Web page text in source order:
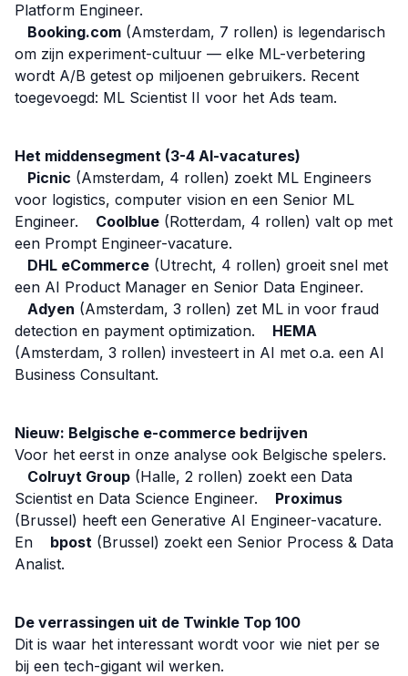
Platform Engineer.
Booking.com (Amsterdam, 7 rollen) is legendarisch
om zijn experiment-cultuur — elke ML-verbetering
wordt A/B getest op miljoenen gebruikers. Recent
toegevoegd: ML Scientist II voor het Ads team.
Het middensegment (3-4 AI-vacatures)
Picnic (Amsterdam, 4 rollen) zoekt ML Engineers
voor logistics, computer vision en een Senior ML
Engineer.
Coolblue (Rotterdam, 4 rollen) valt op met
een Prompt Engineer-vacature.
DHL eCommerce (Utrecht, 4 rollen) groeit snel met
een AI Product Manager en Senior Data Engineer.
Adyen (Amsterdam, 3 rollen) zet ML in voor fraud
detection en payment optimization.
HEMA
(Amsterdam, 3 rollen) investeert in AI met o.a. een AI
Business Consultant.
Nieuw: Belgische e-commerce bedrijven
Voor het eerst in onze analyse ook Belgische spelers.
Colruyt Group (Halle, 2 rollen) zoekt een Data
Scientist en Data Science Engineer.
Proximus
(Brussel) heeft een Generative AI Engineer-vacature.
En
bpost (Brussel) zoekt een Senior Process & Data
Analist.
De verrassingen uit de Twinkle Top 100
Dit is waar het interessant wordt voor wie niet per se
bij een tech-gigant wil werken.